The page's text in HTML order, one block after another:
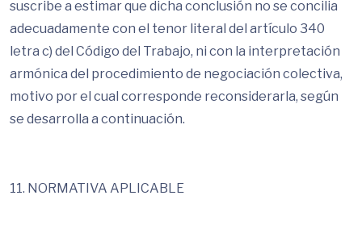
suscribe a estimar que dicha conclusión no se concilia
adecuadamente con el tenor literal del artículo 340
letra c) del Código del Trabajo, ni con la interpretación
armónica del procedimiento de negociación colectiva,
motivo por el cual corresponde reconsiderarla, según
se desarrolla a continuación.
11. NORMATIVA APLICABLE